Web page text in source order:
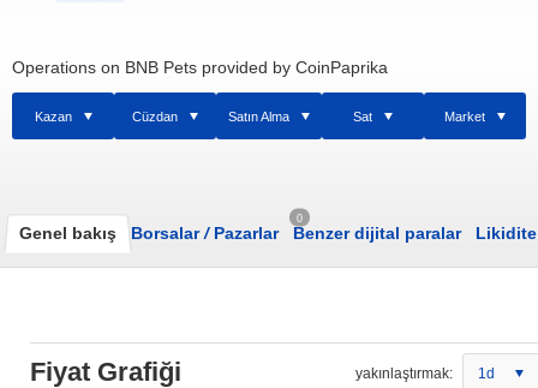
Operations on BNB Pets provided by CoinPaprika
Kazan Cüzdan Satın Alma Sat Market
Genel bakış Borsalar/Pazarlar
0
Benzer dijital paralar Likidite
Fiyat Grafiği yakınlaştırmak: 1d